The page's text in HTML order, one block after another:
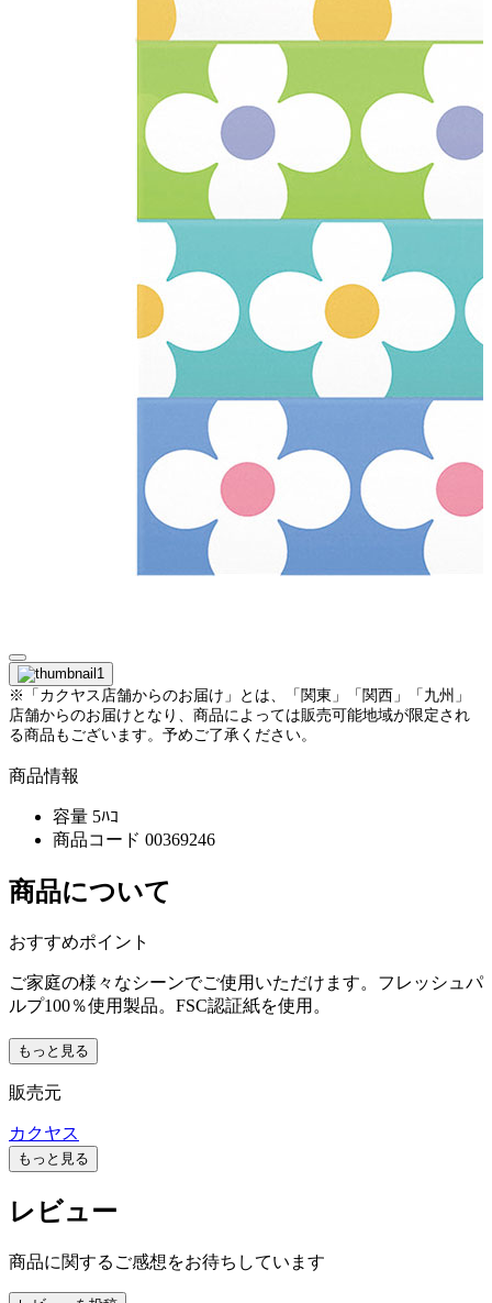
※「カクヤス店舗からのお届け」とは、「関東」「関西」「九州」
店舗からのお届けとなり、商品によっては販売可能地域が限定され
る商品もございます。予めご了承ください。
商品情報
容量 5ﾊｺ
商品コード 00369246
商品について
おすすめポイント
ご家庭の様々なシーンでご使用いただけます。フレッシュパ
ルプ100％使用製品。FSC認証紙を使用。
もっと見る
販売元
カクヤス
もっと見る
レビュー
商品に関するご感想をお待ちしています